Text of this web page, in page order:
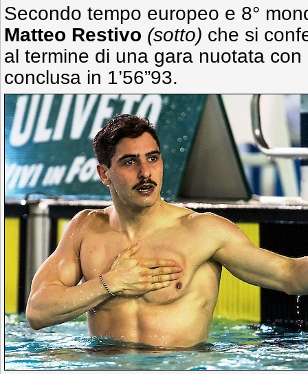
Secondo tempo europeo e 8°
Matteo Restivo (sotto) che si
al termine di una gara nuotata
conclusa in 1’56”93.